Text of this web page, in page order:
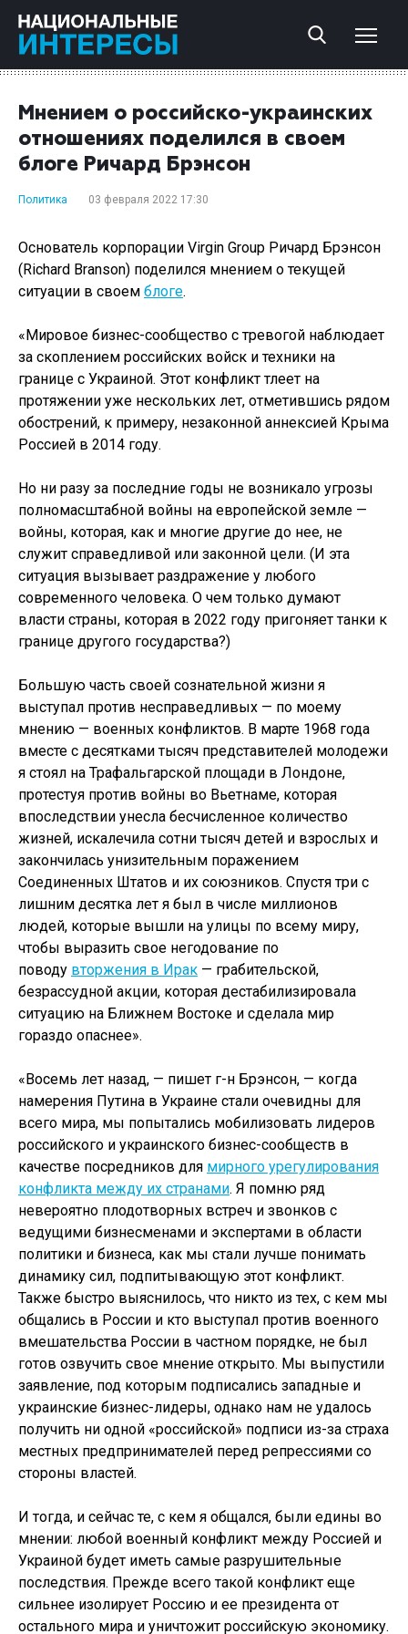
Мнением о российско-украинских
отношениях поделился в своем
блоге Ричард Брэнсон
Политика 03 февраля 2022 17:30
Основатель корпорации Virgin Group Ричард Брэнсон
(Richard Branson) поделился мнением о текущей
ситуации в своем блоге.
«Мировое бизнес-сообщество с тревогой наблюдает
за скоплением российских войск и техники на
границе с Украиной. Этот конфликт тлеет на
протяжении уже нескольких лет, отметившись рядом
обострений, к примеру, незаконной аннексией Крыма
Россией в 2014 году.
Но ни разу за последние годы не возникало угрозы
полномасштабной войны на европейской земле —
войны, которая, как и многие другие до нее, не
служит справедливой или законной цели. (И эта
ситуация вызывает раздражение у любого
современного человека. О чем только думают
власти страны, которая в 2022 году пригоняет танки к
границе другого государства?)
Большую часть своей сознательной жизни я
выступал против несправедливых — по моему
мнению — военных конфликтов. В марте 1968 года
вместе с десятками тысяч представителей молодежи
я стоял на Трафальгарской площади в Лондоне,
протестуя против войны во Вьетнаме, которая
впоследствии унесла бесчисленное количество
жизней, искалечила сотни тысяч детей и взрослых и
закончилась унизительным поражением
Соединенных Штатов и их союзников. Спустя три с
лишним десятка лет я был в числе миллионов
людей, которые вышли на улицы по всему миру,
чтобы выразить свое негодование по
поводу вторжения в Ирак — грабительской,
безрассудной акции, которая дестабилизировала
ситуацию на Ближнем Востоке и сделала мир
гораздо опаснее».
«Восемь лет назад, — пишет г-н Брэнсон, — когда
намерения Путина в Украине стали очевидны для
всего мира, мы попытались мобилизовать лидеров
российского и украинского бизнес-сообществ в
качестве посредников для мирного урегулирования
конфликта между их странами. Я помню ряд
невероятно плодотворных встреч и звонков с
ведущими бизнесменами и экспертами в области
политики и бизнеса, как мы стали лучше понимать
динамику сил, подпитывающую этот конфликт.
Также быстро выяснилось, что никто из тех, с кем мы
общались в России и кто выступал против военного
вмешательства России в частном порядке, не был
готов озвучить свое мнение открыто. Мы выпустили
заявление, под которым подписались западные и
украинские бизнес-лидеры, однако нам не удалось
получить ни одной «российской» подписи из-за страха
местных предпринимателей перед репрессиями со
стороны властей.
И тогда, и сейчас те, с кем я общался, были едины во
мнении: любой военный конфликт между Россией и
Украиной будет иметь самые разрушительные
последствия. Прежде всего такой конфликт еще
сильнее изолирует Россию и ее президента от
остального мира и уничтожит российскую экономику.